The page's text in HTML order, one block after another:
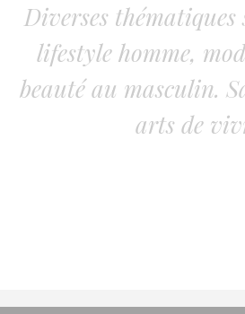
Diverses
lifestyle homme,
beauté au masculin.
arts de